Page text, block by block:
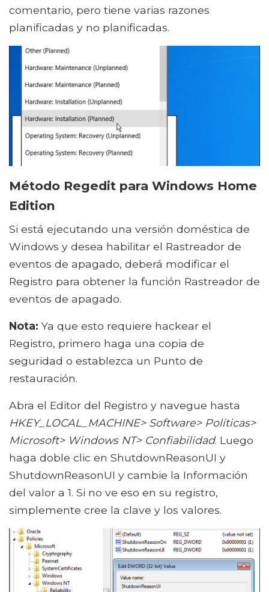
comentario, pero tiene varias razones
planificadas y no planificadas.
Método Regedit para Windows Home
Edition
Si está ejecutando una versión doméstica de
Windows y desea habilitar el Rastreador de
eventos de apagado, deberá modificar el
Registro para obtener la función Rastreador de
eventos de apagado.
Nota: Ya que esto requiere hackear el
Registro, primero haga una copia de
seguridad o establezca un Punto de
restauración.
Abra el Editor del Registro y navegue hasta
HKEY_LOCAL_MACHINE> Software> Políticas>
Microsoft> Windows NT> Confiabilidad. Luego
haga doble clic en ShutdownReasonUI y
ShutdownReasonUI y cambie la Información
del valor a 1. Si no ve eso en su registro,
simplemente cree la clave y los valores.